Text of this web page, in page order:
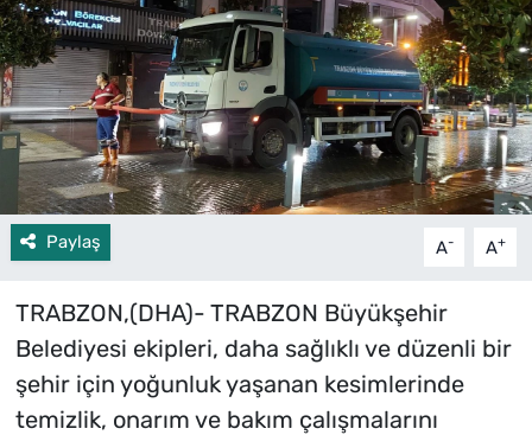
Paylaş A- A+
TRABZON,(DHA)- TRABZON Büyükşehir
Belediyesi ekipleri, daha sağlıklı ve düzenli bir
şehir için yoğunluk yaşanan kesimlerinde
temizlik, onarım ve bakım çalışmalarını